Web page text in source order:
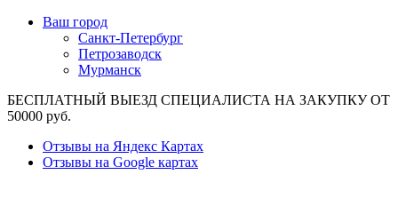
Ваш город
Санкт-Петербург
Петрозаводск
Мурманск
БЕСПЛАТНЫЙ ВЫЕЗД СПЕЦИАЛИСТА НА ЗАКУПКУ ОТ
50000 руб.
Отзывы на Яндекс Картах
Отзывы на Google картах